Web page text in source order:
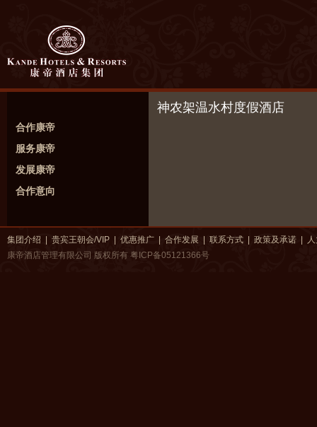
合作康帝
服务康帝
发展康帝
合作意向
神农架温水村度假酒店
集团介绍 贵宾王朝会/VIP 优惠推广 合作发展 联系方式 政策及承诺
康帝酒店管理有限公司 版权所有 粤ICP备05121366号